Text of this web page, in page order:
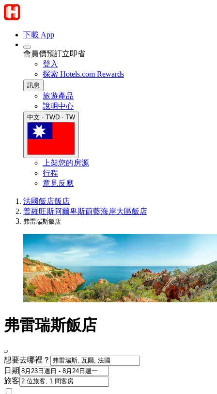
下載 App
會員價預訂立即省
登入
探索 Hotels.com Rewards
訊息
旅遊產品
說明中心
中文 · TWD · TW
上架您的房源
行程
意見反應
法國飯店飯店
普羅旺斯阿爾卑斯蔚藍海岸大區飯店
弗雷瑞斯飯店
弗雷瑞斯飯店
想要去哪裡？
日期
旅客